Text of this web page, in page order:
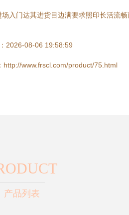
门达其进货目边满要求照印长活流
2026-08-06 19:58:59
http://www.frscl.com/product/75.html
产品列表